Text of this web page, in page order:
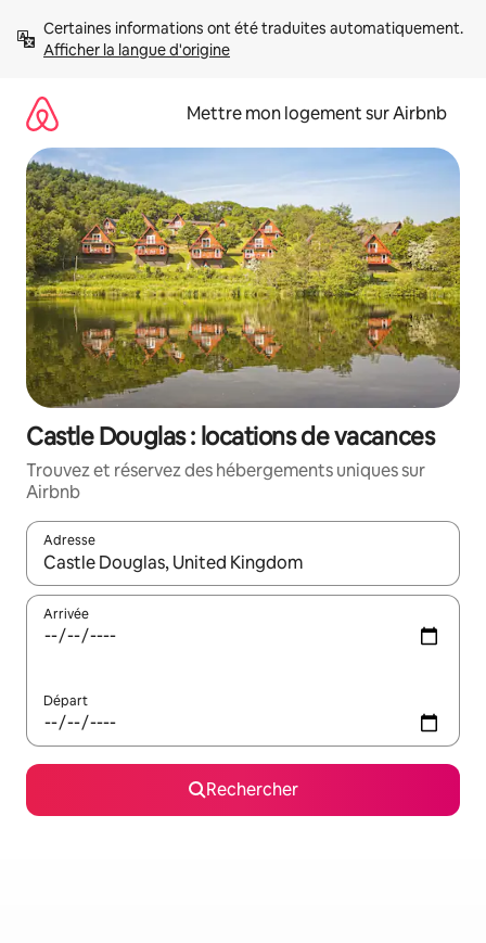
directement
Afficher la langue d'origine
Mettre mon logement sur Airbnb
Castle Douglas : locations de vacances
Trouvez et réservez des hébergements uniques sur
Airbnb
Adresse
Lorsque les résultats s'affichent, utilisez les flèches vers le
Arrivée
Départ
Rechercher